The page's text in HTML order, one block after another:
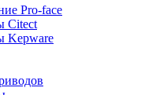
Pro-face
Citect
Kepware